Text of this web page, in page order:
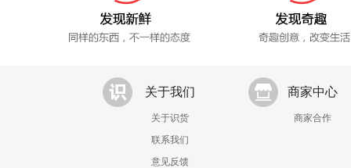
关于我们
关于识货
联系我们
意见反馈
商家中心
商家合作